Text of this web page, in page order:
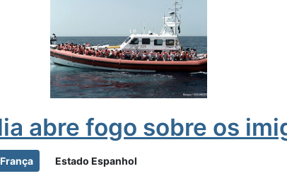
abre fogo sobre os
França Estado Espanhol